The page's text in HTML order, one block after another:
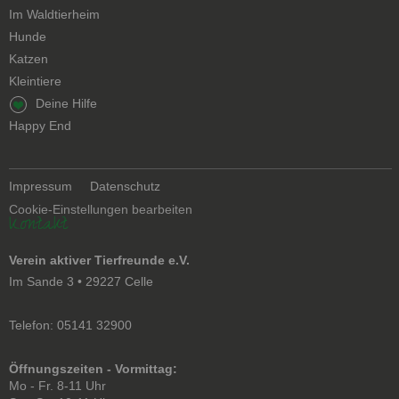
Navigation
überspringen
Im Waldtierheim
Hunde
Katzen
Kleintiere
Navigation
überspringen
Deine Hilfe
Happy End
Navigation
überspringen
Impressum
Datenschutz
Cookie-Einstellungen bearbeiten
Kontakt
Verein aktiver Tierfreunde e.V.
Im Sande 3 • 29227 Celle
Telefon: 05141 32900
Öffnungszeiten - Vormittag:
Mo - Fr. 8-11 Uhr